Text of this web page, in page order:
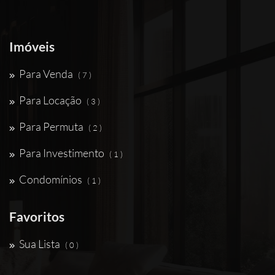
Imóveis
Para Venda ( 7 )
Para Locação ( 3 )
Para Permuta ( 2 )
Para Investimento ( 1 )
Condomínios ( 1 )
Favoritos
Sua Lista ( 0 )